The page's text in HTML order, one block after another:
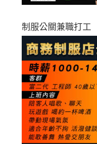
制服公關兼職打工